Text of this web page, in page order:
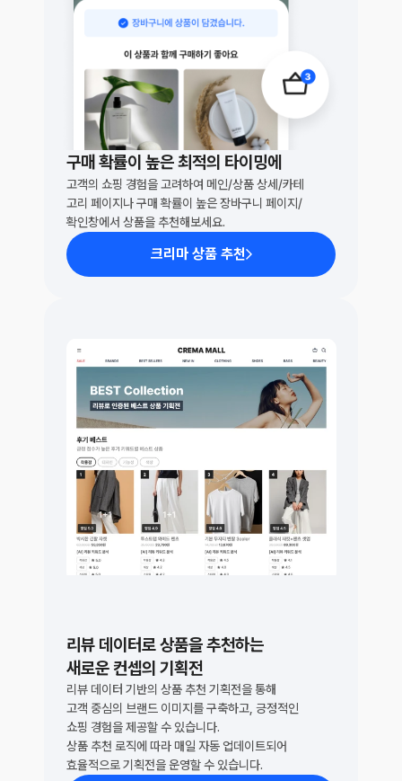
구매 확률이 높은 최적의 타이밍에
고객의 쇼핑 경험을 고려하여 메인/상품 상세/카테
고리 페이지나 구매 확률이 높은 장바구니 페이지/
확인창에서 상품을 추천해보세요.
크리마 상품 추천
리뷰 데이터로 상품을 추천하는
새로운 컨셉의 기획전
리뷰 데이터 기반의 상품 추천 기획전을 통해
고객 중심의 브랜드 이미지를 구축하고, 긍정적인
쇼핑 경험을 제공할 수 있습니다.
상품 추천 로직에 따라 매일 자동 업데이트되어
효율적으로 기획전을 운영할 수 있습니다.